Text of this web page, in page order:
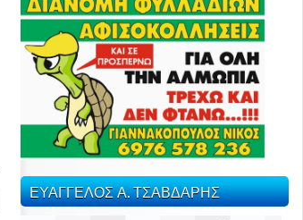
ΕΥΑΓΓΕΛΟΣ Α. ΤΣΑΒΔΑΡΗΣ